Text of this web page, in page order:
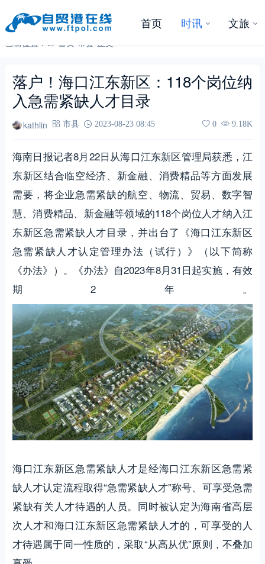
首页 时讯 文旅
当前位置： 首页 市县 正文
落户！海口江东新区：118个岗位纳
入急需紧缺人才目录
kathlin 市县 2023-08-23 08:45 0 9.18K
海南日报记者8月22日从海口江东新区管理局获悉，江
东新区结合临空经济、新金融、消费精品等方面发展
需要，将企业急需紧缺的航空、物流、贸易、数字智
慧、消费精品、新金融等领域的118个岗位人才纳入江
东新区急需紧缺人才目录，并出台了《海口江东新区
急需紧缺人才认定管理办法（试行）》（以下简称
《办法》）。《办法》自2023年8月31日起实施，有效
期2年。
海口江东新区急需紧缺人才是经海口江东新区急需紧
缺人才认定流程取得“急需紧缺人才”称号、可享受急需
紧缺有关人才待遇的人员。同时被认定为海南省高层
次人才和海口江东新区急需紧缺人才的，可享受的人
才待遇属于同一性质的，采取“从高从优”原则，不叠加